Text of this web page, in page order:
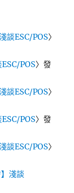
談ESC/POS〉
ESC/POS〉發
談ESC/POS〉
ESC/POS〉發
談ESC/POS〉
】淺談